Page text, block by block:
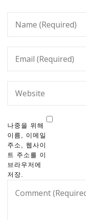
나중을 위해
이름, 이메일
주소, 웹사이
트 주소를 이
브라우저에
저장.